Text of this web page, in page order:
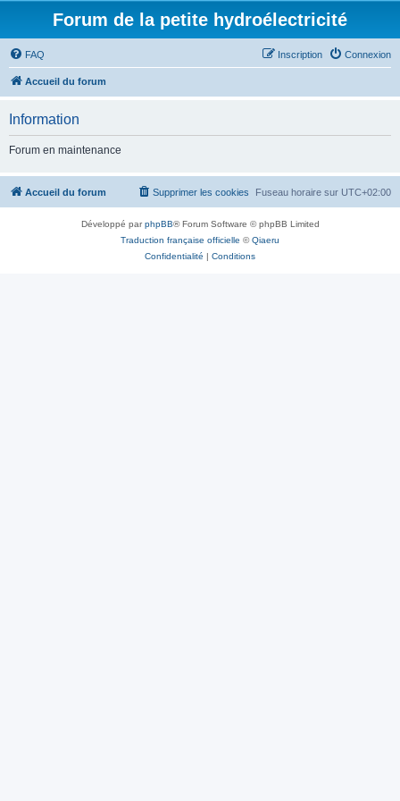
Forum de la petite hydroélectricité
FAQ Connexion
Inscription
Accueil du forum
Information
Forum en maintenance
Accueil du forum Fuseau horaire sur UTC+02:00
Supprimer les cookies
Développé parphpBB® Forum Software © phpBB Limited
Traduction française officielle ©Qiaeru
Confidentialité | Conditions